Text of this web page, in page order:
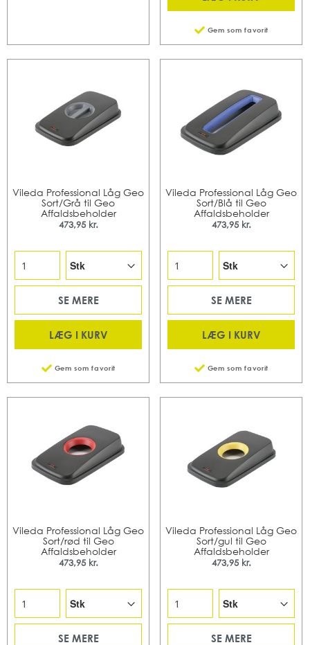
Gem som favorit
Vileda Professional Låg Geo
Sort/Grå til Geo
Affaldsbeholder
473,95 kr.
SE MERE
LÆG I KURV
Gem som favorit
Vileda Professional Låg Geo
Sort/Blå til Geo
Affaldsbeholder
473,95 kr.
SE MERE
LÆG I KURV
Gem som favorit
Vileda Professional Låg Geo
Sort/rød til Geo
Affaldsbeholder
473,95 kr.
SE MERE
Vileda Professional Låg Geo
Sort/gul til Geo
Affaldsbeholder
473,95 kr.
SE MERE